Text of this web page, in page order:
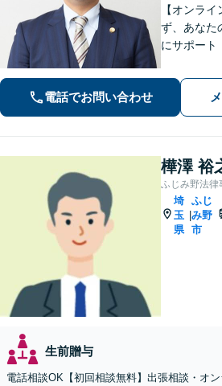
【オンラ
ず、あなた
にサポート
いた確かな
寧に示し
中】
電話でお問い合わせ
樺澤 裕
ふじみ野法律
埼
玉
県
ふじ
み野
市
生前贈与
電話相談OK【初回相談無料】出張相談・オ